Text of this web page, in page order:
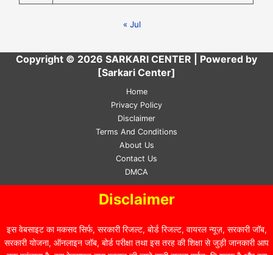
« Jul
Copyright © 2026 SARKARI CENTER | Powered by
[Sarkari Center]
Home
Privacy Policy
Disclaimer
Terms And Conditions
About Us
Contact Us
DMCA
Disclaimer
इस वेबसाइट का मकसद सिर्फ, सरकारी रिजल्ट, बोर्ड रिजल्ट, वायरल न्यूज़, सरकारी जॉब,
सरकारी योजना, ऑनलाइन जॉब, बोर्ड परीक्षा तथा इस तरह की शिक्षा से जुड़ी जानकारी आप